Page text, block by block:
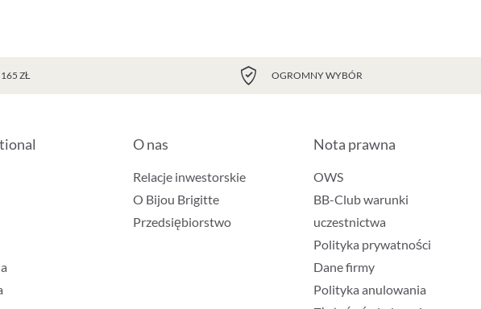
ZŁ OGROMNY WYBÓR
O nas
Relacje inwestorskie
O Bijou Brigitte
Przedsiębiorstwo
Nota prawna
OWS
BB-Club warunki
uczestnictwa
Polityka prywatności
Dane firmy
Polityka anulowania